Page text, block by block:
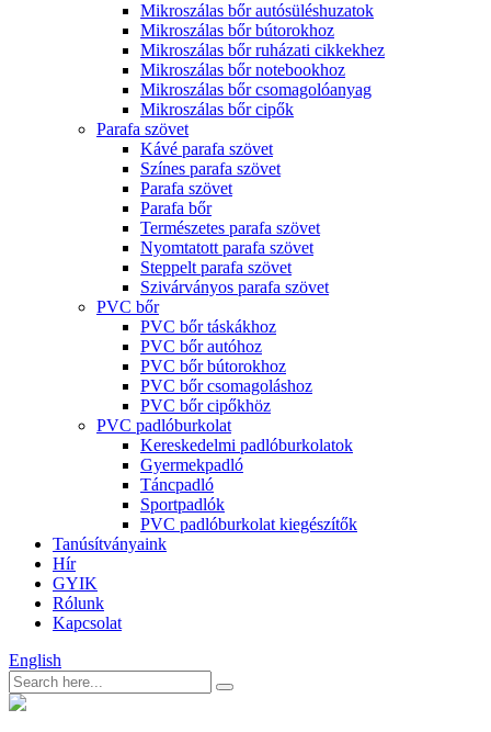
Mikroszálas bőr autósüléshuzatok
Mikroszálas bőr bútorokhoz
Mikroszálas bőr ruházati cikkekhez
Mikroszálas bőr notebookhoz
Mikroszálas bőr csomagolóanyag
Mikroszálas bőr cipők
Parafa szövet
Kávé parafa szövet
Színes parafa szövet
Parafa szövet
Parafa bőr
Természetes parafa szövet
Nyomtatott parafa szövet
Steppelt parafa szövet
Szivárványos parafa szövet
PVC bőr
PVC bőr táskákhoz
PVC bőr autóhoz
PVC bőr bútorokhoz
PVC bőr csomagoláshoz
PVC bőr cipőkhöz
PVC padlóburkolat
Kereskedelmi padlóburkolatok
Gyermekpadló
Táncpadló
Sportpadlók
PVC padlóburkolat kiegészítők
Tanúsítványaink
Hír
GYIK
Rólunk
Kapcsolat
English